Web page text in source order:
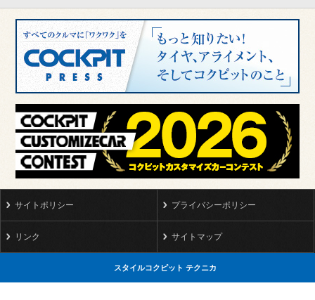
サイトポリシー プライバシーポリシー
リンク サイトマップ
スタイルコクピット テクニカ